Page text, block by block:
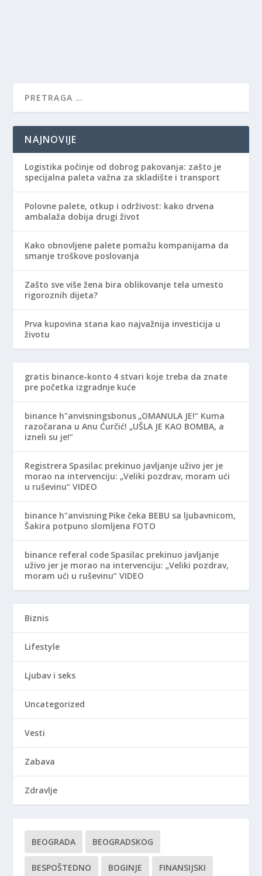
NAJNOVIJE
Logistika počinje od dobrog pakovanja: zašto je
specijalna paleta važna za skladište i transport
Polovne palete, otkup i održivost: kako drvena
ambalaža dobija drugi život
Kako obnovljene palete pomažu kompanijama da
smanje troškove poslovanja
Zašto sve više žena bira oblikovanje tela umesto
rigoroznih dijeta?
Prva kupovina stana kao najvažnija investicija u
životu
gratis binance-konto 4 stvari koje treba da znate
pre početka izgradnje kuće
binance h"anvisningsbonus „OMANULA JE!“ Kuma
razočarana u Anu Ćurčić! „UŠLA JE KAO BOMBA, a
izneli su je!“
Registrera Spasilac prekinuo javljanje uživo jer je
morao na intervenciju: „Veliki pozdrav, moram ući
u ruševinu“ VIDEO
binance h"anvisning Pike čeka BEBU sa ljubavnicom,
Šakira potpuno slomljena FOTO
binance referal code Spasilac prekinuo javljanje
uživo jer je morao na intervenciju: „Veliki pozdrav,
moram ući u ruševinu“ VIDEO
Biznis
Lifestyle
Ljubav i seks
Uncategorized
Vesti
Zabava
Zdravlje
BEOGRADA BEOGRADSKOG
BESPOŠTEDNO BOGINJE FINANSIJSKI